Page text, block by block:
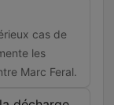
cas de
les
Marc Feral.